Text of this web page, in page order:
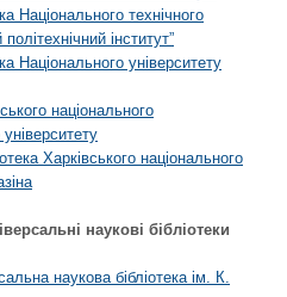
Національного технічного
інститут”
Національного університету
національного
Харківського національного
наукові бібліотеки
наукова бібліотека ім. К.